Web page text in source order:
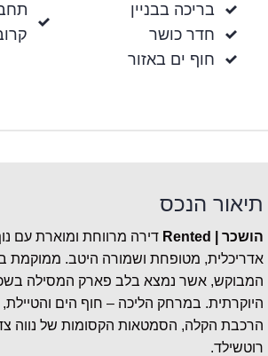
בריכה בבניין
חדר כושר
חוף ים באזור
תיאור הנכס
הושכר | Rented
דירה מרווחת ומוארת עם
המבוקש, אשר נמצא בלב פארק המסילה
היוקרתית. במרחק הליכה – חוף הים
הרכבת הקלה, הסמטאות הקסומות של נווה
רוטשילד.